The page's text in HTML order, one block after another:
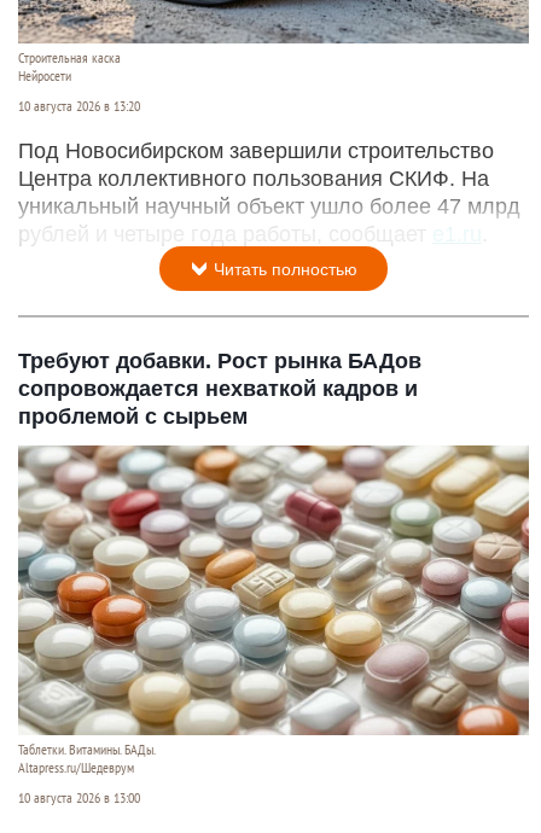
Строительная каска
Нейросети
10 августа 2026 в 13:20
Под Новосибирском завершили строительство
Центра коллективного пользования СКИФ. На
уникальный научный объект ушло более 47 млрд
рублей и четыре года работы, сообщает
e1.ru
Читать полностью
Требуют добавки. Рост рынка БАДов
сопровождается нехваткой кадров и
проблемой с сырьем
Таблетки. Витамины. БАДы.
Altapress.ru/Шедеврум
10 августа 2026 в 13:00